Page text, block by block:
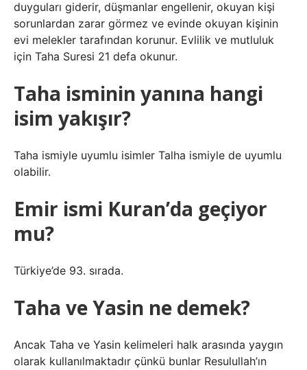
duyguları giderir, düşmanlar engellenir, okuyan kişi
sorunlardan zarar görmez ve evinde okuyan kişinin
evi melekler tarafından korunur. Evlilik ve mutluluk
için Taha Suresi 21 defa okunur.
Taha isminin yanına hangi
isim yakışır?
Taha ismiyle uyumlu isimler Talha ismiyle de uyumlu
olabilir.
Emir ismi Kuran’da geçiyor
mu?
Türkiye’de 93. sırada.
Taha ve Yasin ne demek?
Ancak Taha ve Yasin kelimeleri halk arasında yaygın
olarak kullanılmaktadır çünkü bunlar Resulullah’ın